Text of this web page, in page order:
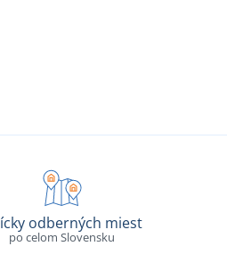
odberných miest
po celom Slovensku